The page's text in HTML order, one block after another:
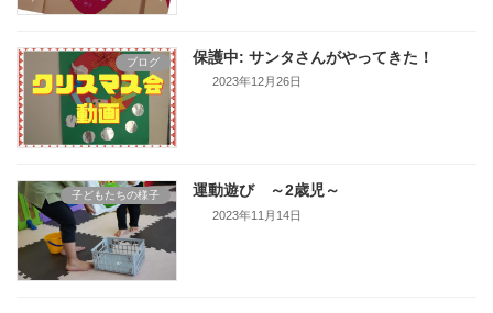
ブログ 保護中: サンタさんがやってきた！
2023年12月26日
子どもたちの様子 運動遊び ～2歳児～
2023年11月14日